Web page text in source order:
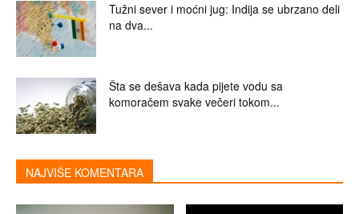
Tužni sever i moćni jug: Indija se ubrzano deli
na dva...
Šta se dešava kada pijete vodu sa
komoračem svake večeri tokom...
NAJVIŠE KOMENTARA